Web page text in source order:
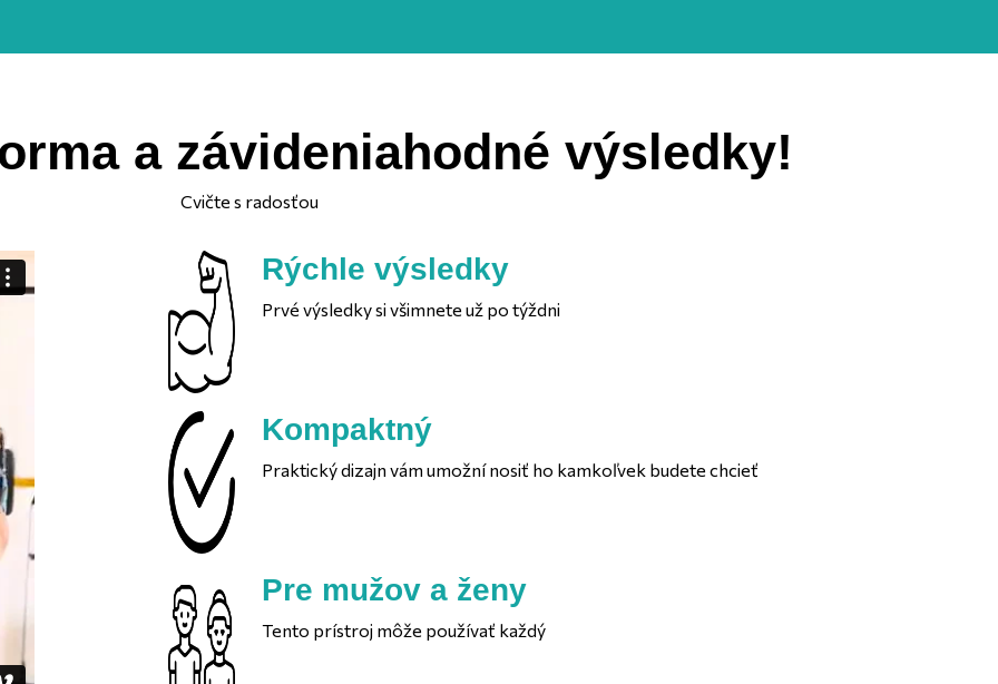
a závideniahodné výsledky!
Cvičte s radosťou
Rýchle výsledky
Prvé výsledky si všimnete už po týždni
Kompaktný
Praktický dizajn vám umožní nosiť ho kamkoľvek budete chcieť
Pre mužov a ženy
Tento prístroj môže používať každý